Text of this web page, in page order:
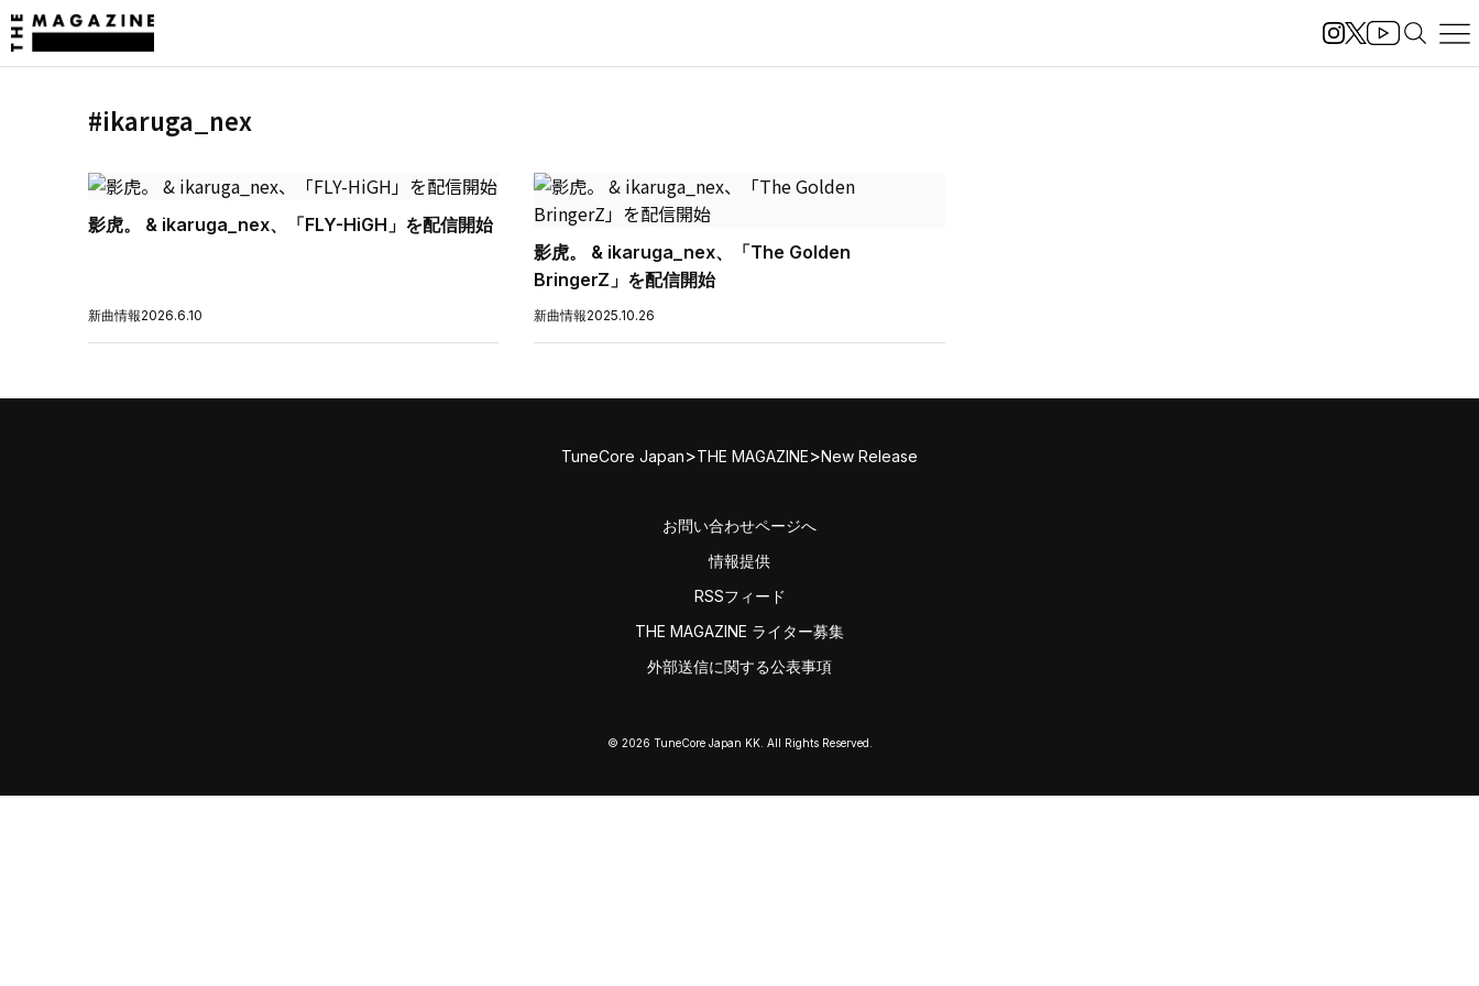
#ikaruga_nex
影虎。 & ikaruga_nex、「FLY-HiGH」を配信開始
新曲情報2026.6.10
影虎。 & ikaruga_nex、「The Golden
BringerZ」を配信開始
新曲情報2025.10.26
TuneCore Japan>THE MAGAZINE>New Release
お問い合わせページへ
情報提供
RSSフィード
THE MAGAZINE ライター募集
外部送信に関する公表事項
© 2026 TuneCore Japan KK. All Rights Reserved.